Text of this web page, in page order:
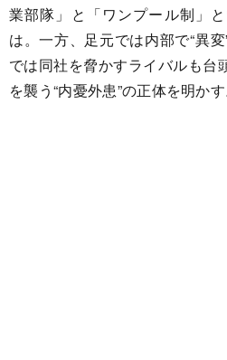
業部隊」と「ワンプール制」
は。一方、足元では内部で“異
では同社を脅かすライバルも台
を襲う“内憂外患”の正体を明かす